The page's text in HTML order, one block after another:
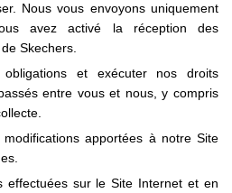
Nous vous envoyons uniquement
avez activé la réception des
Skechers.
et exécuter nos droits
entre vous et nous, y compris
apportées à notre Site
effectuées sur le Site Internet et en